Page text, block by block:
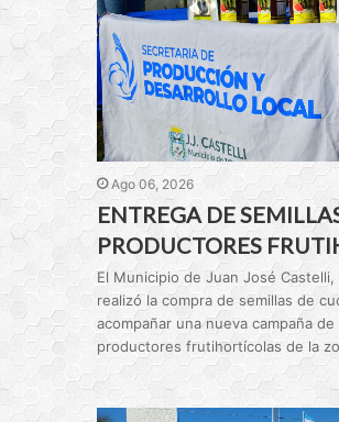
Ago 06, 2026
ENTREGA DE
PRODUCTORES
El Municipio de Juan José
realizó la compra de semillas de
acompañar una nueva campaña
productores frutihortícolas de la